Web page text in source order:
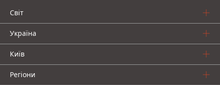
Світ
Україна
Київ
Регіони